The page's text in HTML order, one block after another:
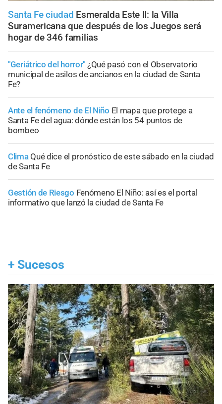
Santa Fe ciudad Esmeralda Este II: la Villa
Suramericana que después de los Juegos será
hogar de 346 familias
"Geriátrico del horror" ¿Qué pasó con el Observatorio
municipal de asilos de ancianos en la ciudad de Santa
Fe?
Ante el fenómeno de El Niño El mapa que protege a
Santa Fe del agua: dónde están los 54 puntos de
bombeo
Clima Qué dice el pronóstico de este sábado en la ciudad
de Santa Fe
Gestión de Riesgo Fenómeno El Niño: así es el portal
informativo que lanzó la ciudad de Santa Fe
+ Sucesos